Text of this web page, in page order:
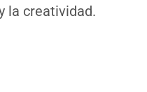
la creatividad.